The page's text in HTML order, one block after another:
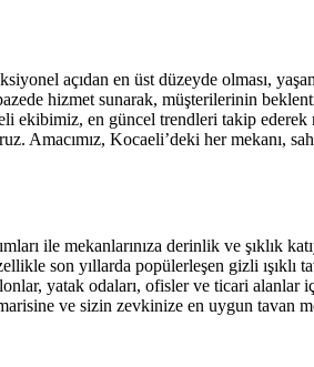
açıdan en üst düzeyde olması,
hizmet sunarak, müşterilerinin
ekibimiz, en güncel trendleri takip ederek
Amacımız, Kocaeli’deki her mekanı,
ile mekanlarınıza derinlik ve şıklık
son yıllarda popülerleşen gizli ışıklı
yatak odaları, ofisler ve ticari alanlar
ve sizin zevkinize en uygun tavan